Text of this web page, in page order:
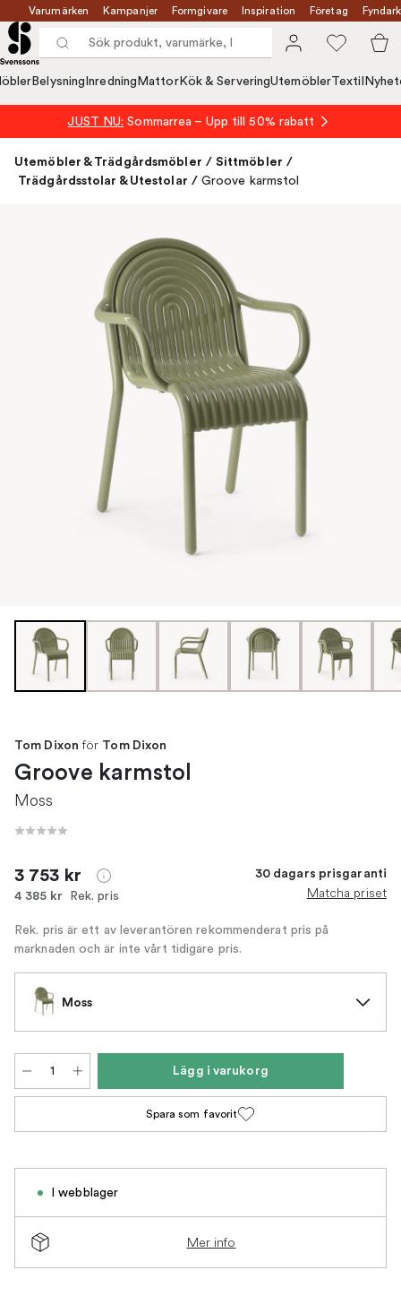
Varumärken Kampanjer Formgivare Inspiration Företag
Belysning Inredning MattorKök & ServeringUtemöblerTextil
JUST NU: Sommarrea – Upp till 50% rabatt
Utemöbler & Trädgårdsmöbler / Sittmöbler /
Trädgårdsstolar & Utestolar / Groove karmstol
Tom Dixon för Tom Dixon
Groove karmstol
Moss
3 753 kr
4 385 kr Rek. pris
30 dagars prisgaranti
Matcha priset
Rek. pris är ett av leverantören rekommenderat pris på
marknaden och är inte vårt tidigare pris.
Moss
Lägg i varukorg
Spara som favorit
I webblager
Mer info